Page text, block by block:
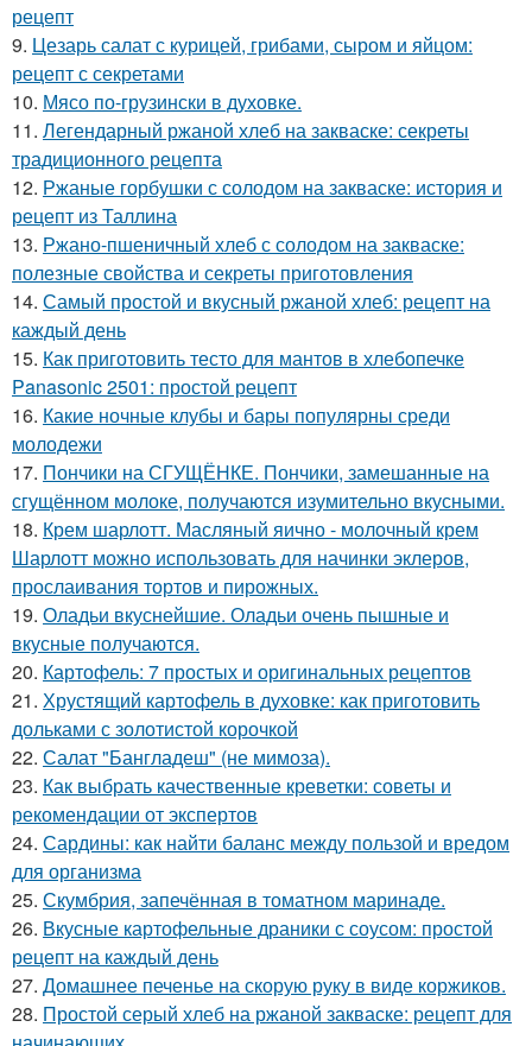
рецепт
9. Цезарь салат с курицей, грибами, сыром и яйцом:
рецепт с секретами
10. Мясо по-грузински в духовке.
11. Легендарный ржаной хлеб на закваске: секреты
традиционного рецепта
12. Ржаные горбушки с солодом на закваске: история и
рецепт из Таллина
13. Ржано-пшеничный хлеб с солодом на закваске:
полезные свойства и секреты приготовления
14. Самый простой и вкусный ржаной хлеб: рецепт на
каждый день
15. Как приготовить тесто для мантов в хлебопечке
Panasonic 2501: простой рецепт
16. Какие ночные клубы и бары популярны среди
молодежи
17. Пончики на СГУЩЁНКЕ. Пончики, замешанные на
сгущённом молоке, получаются изумительно вкусными.
18. Крем шарлотт. Масляный яично - молочный крем
Шарлотт можно использовать для начинки эклеров,
прослаивания тортов и пирожных.
19. Оладьи вкуснейшие. Оладьи очень пышные и
вкусные получаются.
20. Картофель: 7 простых и оригинальных рецептов
21. Хрустящий картофель в духовке: как приготовить
дольками с золотистой корочкой
22. Салат "Бангладеш" (не мимоза).
23. Как выбрать качественные креветки: советы и
рекомендации от экспертов
24. Сардины: как найти баланс между пользой и вредом
для организма
25. Скумбрия, запечённая в томатном маринаде.
26. Вкусные картофельные драники с соусом: простой
рецепт на каждый день
27. Домашнее печенье на скорую руку в виде коржиков.
28. Простой серый хлеб на ржаной закваске: рецепт для